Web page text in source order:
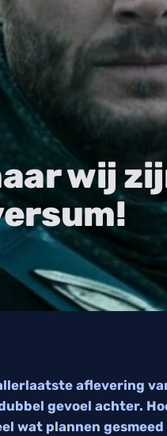
wij
aflevering
gevoel achter.
wat plannen